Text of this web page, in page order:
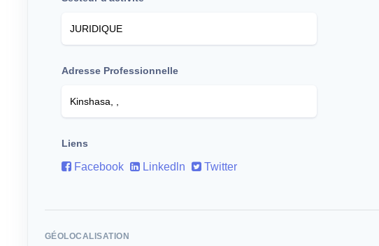
Adresse Professionnelle
Liens
Facebook Linkedln Twitter
GÉOLOCALISATION